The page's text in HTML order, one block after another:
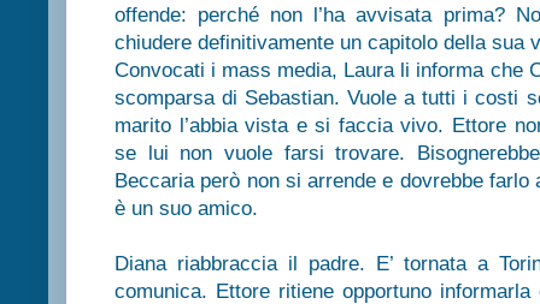
offende: perché non l’ha avvisata prima?
chiudere definitivamente un capitolo della sua
Convocati i mass media, Laura li informa che
scomparsa di Sebastian. Vuole a tutti i costi
marito l’abbia vista e si faccia vivo. Ettore
se lui non vuole farsi trovare.
Beccaria però non si arrende e dovrebbe
è un suo amico.
Diana riabbraccia il padre. E’ tornata a
comunica. Ettore ritiene opportuno